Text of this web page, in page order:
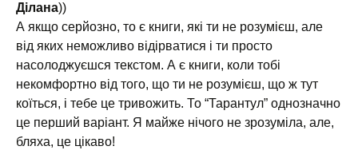
Ділана))
А якщо серйозно, то є книги, які ти не розумієш, але
від яких неможливо відірватися і ти просто
насолоджуєшся текстом. А є книги, коли тобі
некомфортно від того, що ти не розумієш, що ж тут
коїться, і тебе це тривожить. То “Тарантул” однозначно
це перший варіант. Я майже нічого не зрозуміла, але,
бляха, це цікаво!